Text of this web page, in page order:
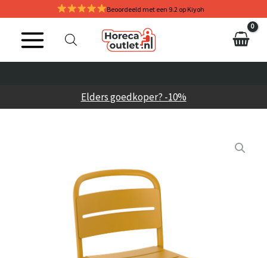
Beoordeeld met een 9.2 op Kiyoh
Elders goedkoper? -10%